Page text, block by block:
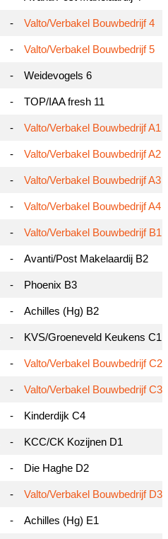
- Valto/Verbakel Bouwbedrijf 4
- Valto/Verbakel Bouwbedrijf 5
- Weidevogels 6
- TOP/IAA fresh 11
- Valto/Verbakel Bouwbedrijf A1
- Valto/Verbakel Bouwbedrijf A2
- Valto/Verbakel Bouwbedrijf A3
- Valto/Verbakel Bouwbedrijf A4
- Valto/Verbakel Bouwbedrijf B1
- Avanti/Post Makelaardij B2
- Phoenix B3
- Achilles (Hg) B2
- KVS/Groeneveld Keukens C1
- Valto/Verbakel Bouwbedrijf C2
- Valto/Verbakel Bouwbedrijf C3
- Kinderdijk C4
- KCC/CK Kozijnen D1
- Die Haghe D2
- Valto/Verbakel Bouwbedrijf D3
- Achilles (Hg) E1